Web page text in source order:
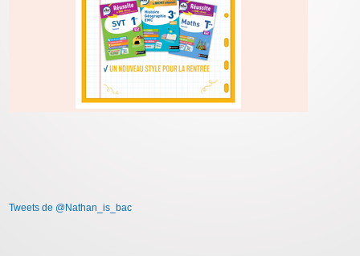
Tweets de @Nathan_is_bac